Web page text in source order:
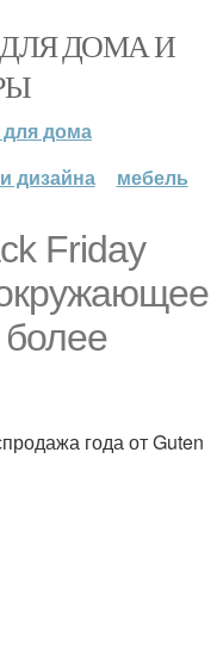
ДЛЯ ДОМА И
дома
дизайна мебель
Friday
более
года от Guten